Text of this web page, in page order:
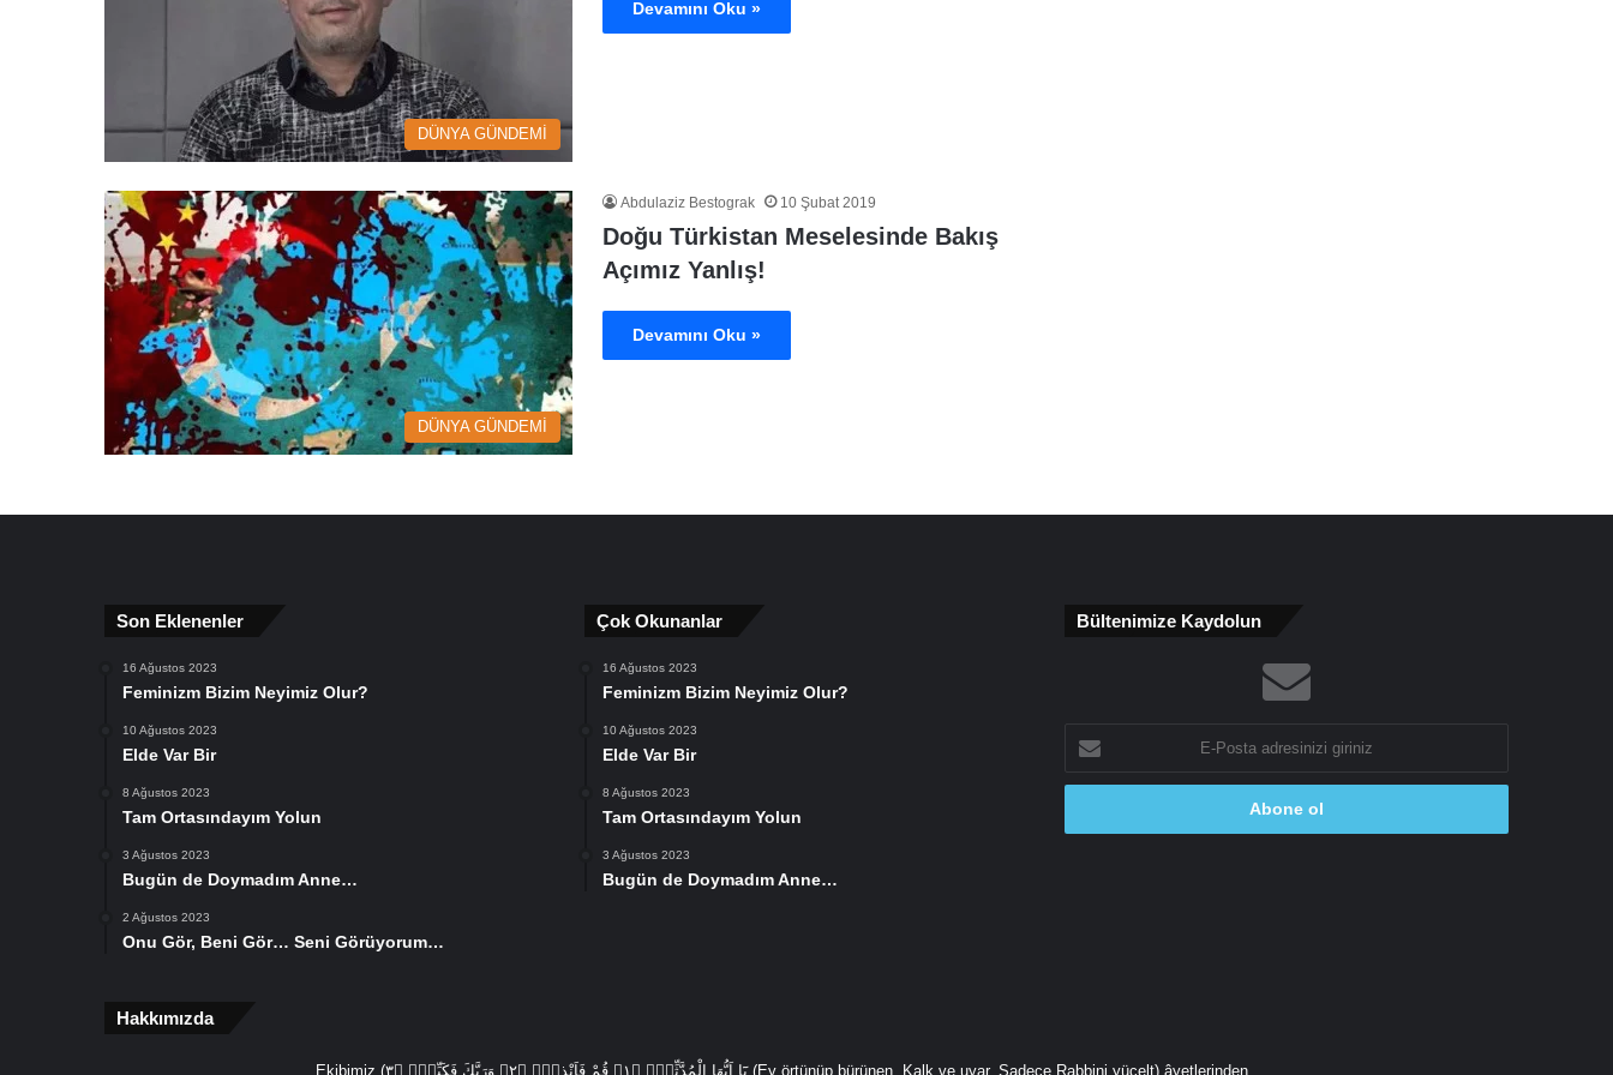
DÜNYA GÜNDEMİ
Devamını Oku »
DÜNYA GÜNDEMİ
Abdulaziz Bestograk 10 Şubat 2019
Doğu Türkistan Meselesinde Bakış
Açımız Yanlış!
Devamını Oku »
Son Eklenenler
16 Ağustos 2023
Feminizm Bizim Neyimiz Olur?
10 Ağustos 2023
Elde Var Bir
8 Ağustos 2023
Tam Ortasındayım Yolun
3 Ağustos 2023
Bugün de Doymadım Anne…
2 Ağustos 2023
Onu Gör, Beni Gör… Seni Görüyorum…
Çok Okunanlar
16 Ağustos 2023
Feminizm Bizim Neyimiz Olur?
10 Ağustos 2023
Elde Var Bir
8 Ağustos 2023
Tam Ortasındayım Yolun
3 Ağustos 2023
Bugün de Doymadım Anne…
Bültenimize Kaydolun
Posta
adresinizi
Hakkımızda
Ekibimiz (يَٓا اَيُّهَا الْمُدَّثِّرُۙ ﴿١﴾ قُمْ فَاَنْذِرْۙ ﴿٢﴾ وَرَبَّكَ فَكَبِّرْۙ ﴿٣ (Ey örtünüp bürünen, Kalk ve uyar, Sadece Rabbini yücelt) âyetlerinden